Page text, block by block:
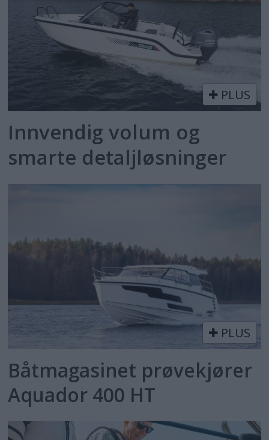
PLUS
Innvendig volum og
smarte detaljløsninger
PLUS
Båtmagasinet prøvekjører
Aquador 400 HT